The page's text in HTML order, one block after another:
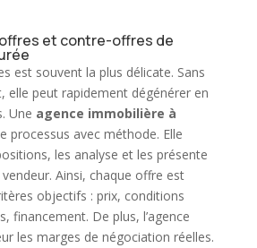
et contre-offres de
est souvent la plus délicate. Sans
elle peut rapidement dégénérer en
Une agence immobilière à
processus avec méthode. Elle
les analyse et les présente
Ainsi, chaque offre est
objectifs : prix, conditions
financement. De plus, l’agence
les marges de négociation réelles.